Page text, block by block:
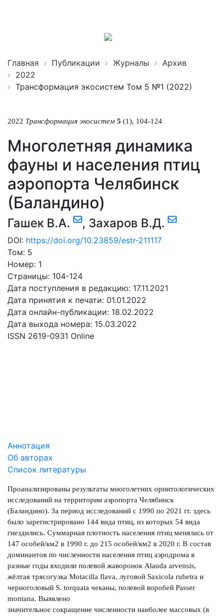
Главная Публикации Журналы
Архив
2022
Трансформация экосистем Том 5 №1 (2022)
2022 Трансформация экосистем 5 (1), 104-124
Многолетняя динамика
фауны и населения птиц
аэропорта Челябинск
(Баландино)
Гашек В.А. , Захаров В.Д.
DOI: https://doi.org/10.23859/estr-211117
Том: 5
Номер: 1
Страницы: 104-124
Дата поступления в редакцию: 17.11.2021
Дата принятия к печати: 01.01.2022
Дата онлайн-публикации: 18.02.2022
Дата выхода номера: 15.03.2022
ISSN 2619-0931 Online
Аннотация
Об авторах
Список литературы
Проанализированы результаты многолетних орнитологических
исследований на территории аэропорта Челябинск
(Баландино). За период исследований с 1990 по 2021 гг. здесь
было зарегистрировано 144 вида птиц, из которых 54 вида
гнездились. Суммарная плотность населения птиц менялась от
147 особей/км2 в 1990 г. до 215 особей/км2 в 2020 г. В состав
доминантов по численности населения птиц аэродрома в
разные годы входили полевой жаворонок Alauda arvensis,
жёлтая трясогузка Motacilla flava, луговой Saxicola rubetra и
черноголовый S. torquata чеканы, полевой воробей Passer
montana. Выявлено
значительное сокращение численности наиболее массовых (в